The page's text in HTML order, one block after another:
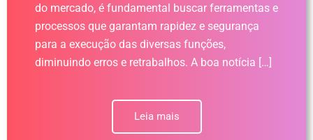
do mercado, é fundamental buscar ferramentas e
processos que garantam rapidez e segurança
para a execução das diversas funções,
diminuindo erros e retrabalhos. A boa notícia […]
Leia mais